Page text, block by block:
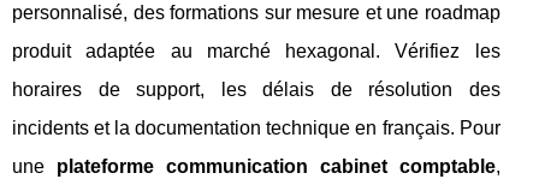
personnalisé, des formations sur mesure et une roadmap
produit adaptée au marché hexagonal. Vérifiez les
horaires de support, les délais de résolution des
incidents et la documentation technique en français. Pour
une plateforme communication cabinet comptable,